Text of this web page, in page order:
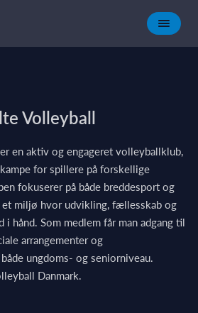
Volleyball
en aktiv og engageret volleyballklub,
for spillere på forskellige
fokuserer på både breddesport og
et miljø hvor udvikling, fællesskab og
hånd. Som medlem får man adgang til
arrangementer og
ungdoms- og seniorniveau.
Danmark.